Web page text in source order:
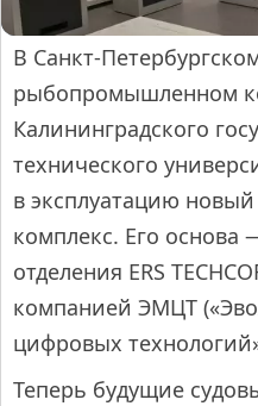
В Санкт-
рыбопромышленном
Калининградского
технического
в эксплуатацию
комплекс. Его
отделения ERS
компанией ЭМЦТ
цифровых
Теперь будущие